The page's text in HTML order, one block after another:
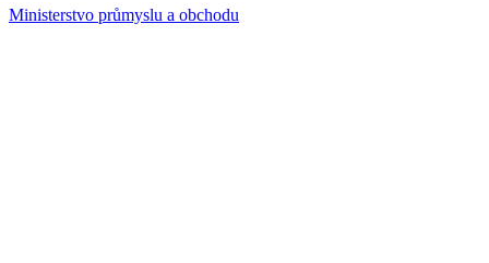
Ministerstvo průmyslu a obchodu